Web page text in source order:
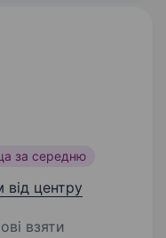
за середню
від центру
взяти